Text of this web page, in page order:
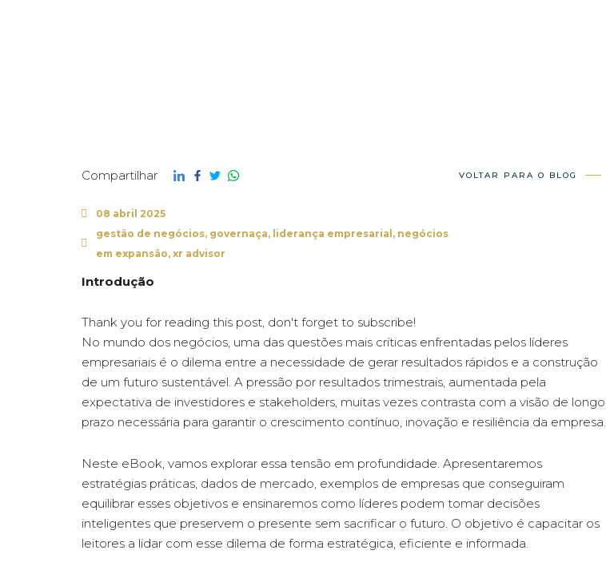
Compartilhar VOLTAR PARA O BLOG
08 abril 2025
gestão de negócios, governaça, liderança empresarial , negócios
em expansão, xr advisor
Introdução
Thank you for reading this post, don't forget to subscribe!
No mundo dos negócios, uma das questões mais críticas enfrentadas pelos líderes
empresariais é o dilema entre a necessidade de gerar resultados rápidos e a construção
de um futuro sustentável. A pressão por resultados trimestrais, aumentada pela
expectativa de investidores e stakeholders, muitas vezes contrasta com a visão de longo
prazo necessária para garantir o crescimento contínuo, inovação e resiliência da empresa.
Neste eBook, vamos explorar essa tensão em profundidade. Apresentaremos
estratégias práticas, dados de mercado, exemplos de empresas que conseguiram
equilibrar esses objetivos e ensinaremos como líderes podem tomar decisões
inteligentes que preservem o presente sem sacrificar o futuro. O objetivo é capacitar os
leitores a lidar com esse dilema de forma estratégica, eficiente e informada.